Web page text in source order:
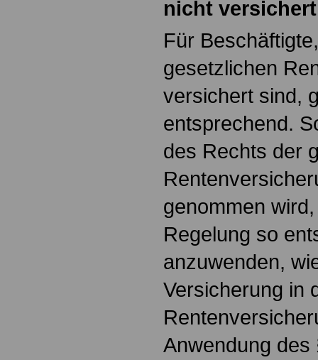
nicht
Für
gesetzlichen
versichert sind,
entsprechend.
des Rechts der
genommen
Regelung so
anzuwenden,
Versicherung in
Anwendung des